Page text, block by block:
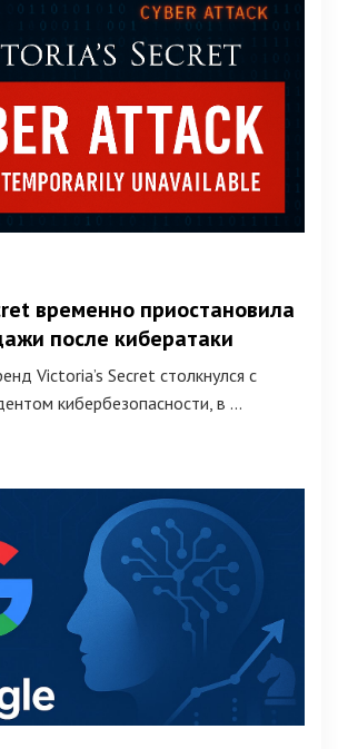
временно приостановила
после кибератаки
Victoria’s Secret столкнулся с
кибербезопасности, в ...